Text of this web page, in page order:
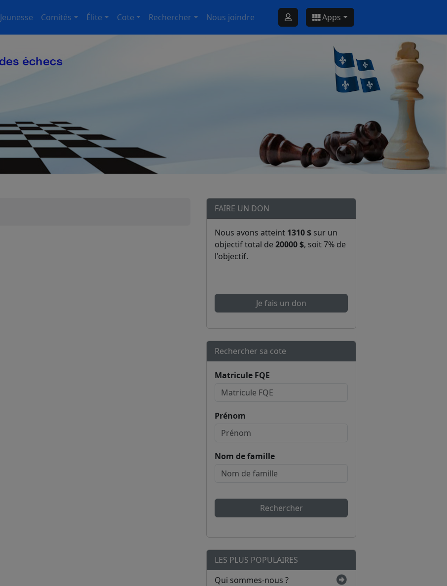
Jeunesse Comités Élite Cote Rechercher Nous joindre Apps
FAIRE UN DON
Nous avons atteint 1310 $ sur un
objectif total de 20000 $, soit 7% de
l'objectif.
Je fais un don
Rechercher sa cote
Matricule FQE
Prénom
Nom de famille
Rechercher
LES PLUS POPULAIRES
Qui sommes-nous ?